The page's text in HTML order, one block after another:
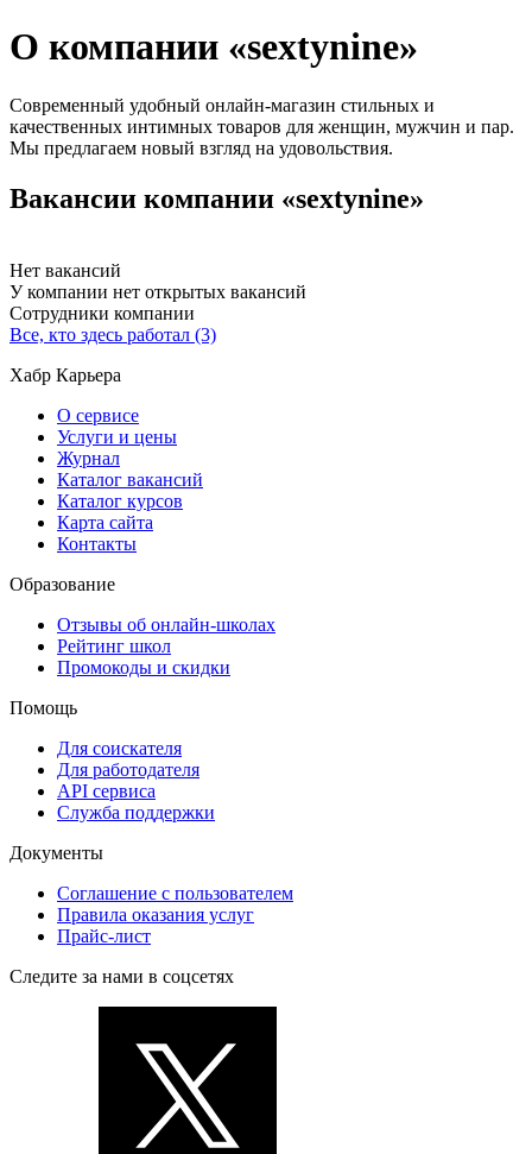
О компании «sextynine»
Современный удобный онлайн-магазин стильных и
качественных интимных товаров для женщин, мужчин и пар.
Мы предлагаем новый взгляд на удовольствия.
Вакансии компании «sextynine»
Нет вакансий
У компании нет открытых вакансий
Сотрудники компании
Все, кто здесь работал (3)
Хабр Карьера
О сервисе
Услуги и цены
Журнал
Каталог вакансий
Каталог курсов
Карта сайта
Контакты
Образование
Отзывы об онлайн-школах
Рейтинг школ
Промокоды и скидки
Помощь
Для соискателя
Для работодателя
API сервиса
Служба поддержки
Документы
Соглашение с пользователем
Правила оказания услуг
Прайс-лист
Следите за нами в соцсетях